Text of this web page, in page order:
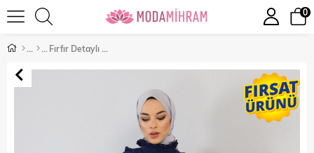
0
Fırfır Detaylı Şifon Abiye İndigo 10787